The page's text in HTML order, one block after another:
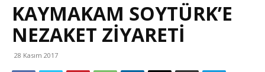
KAYMAKAM SOYTÜRK’E
NEZAKET ZİYARETİ
28 Kasım 2017